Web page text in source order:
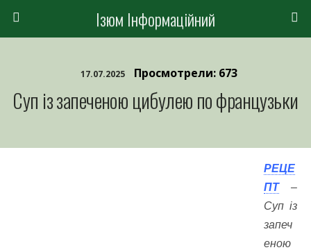
Ізюм Інформаційний
17.07.2025 Просмотрели: 673
Суп із запеченою цибулею по французьки
РЕЦЕ
ПТ
–
Суп із
запеч
еною